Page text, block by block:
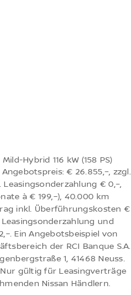
über das Auto
Hybrid 116 kW (158 PS)
€ 26.855,–, zzgl.
Leasingsonderzahlung € 0,–,
à € 199,–), 40.000 km
inkl. Überführungskosten €
Leasingsonderzahlung und
Ein Angebotsbeispiel von
der RCI Banque S.A.
1, 41468 Neuss.
gültig für Leasingverträge
Nissan Händlern.